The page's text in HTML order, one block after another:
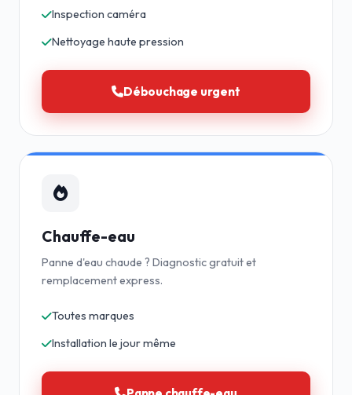
Inspection caméra
Nettoyage haute pression
Débouchage urgent
Chauffe-eau
Panne d'eau chaude ? Diagnostic gratuit et
remplacement express.
Toutes marques
Installation le jour même